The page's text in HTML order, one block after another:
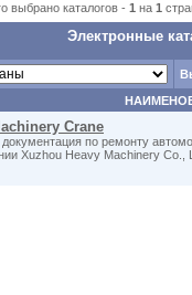
выбрано каталогов - 1 на 1
Электронные
Crane
документация по ремонту
Xuzhou Heavy Machinery Co.,